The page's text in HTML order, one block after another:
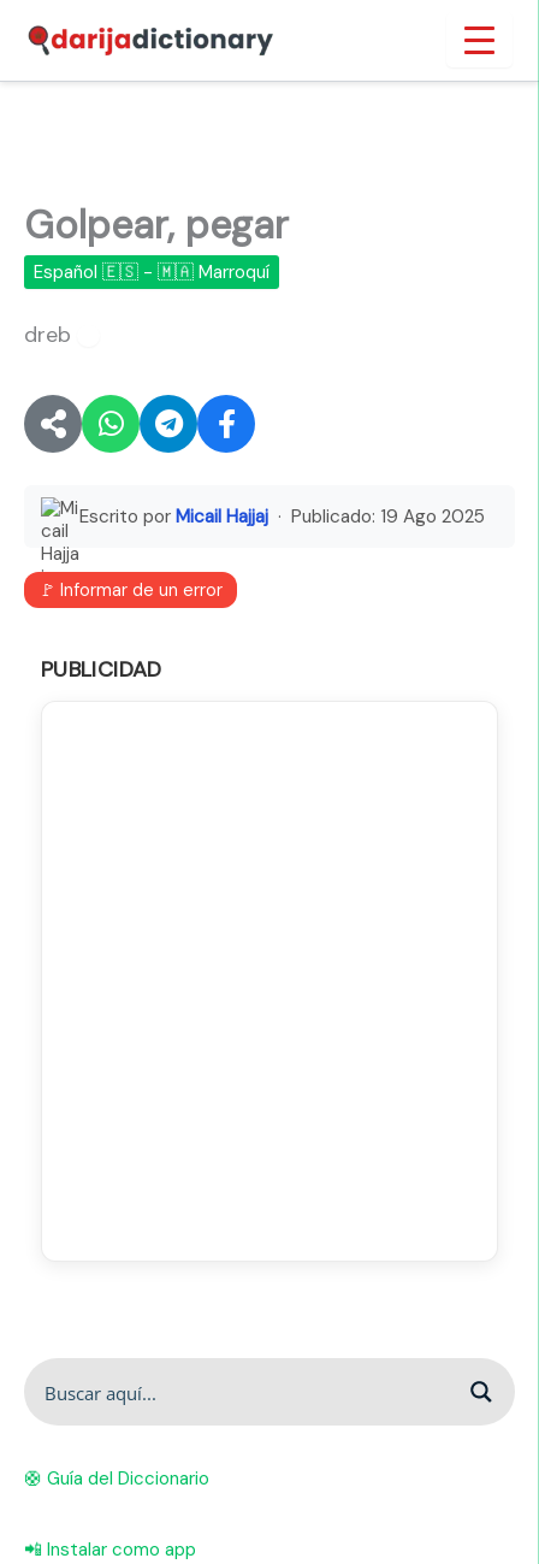
contenido
Inicio
Golpear, pegar
Español 🇪🇸 - 🇲🇦 Marroquí
dreb
Escrito por Micail Hajjaj · Publicado: 19 Ago 2025
🚩 Informar de un error
PUBLICIDAD
🛟 Guía del Diccionario
📲 Instalar como app